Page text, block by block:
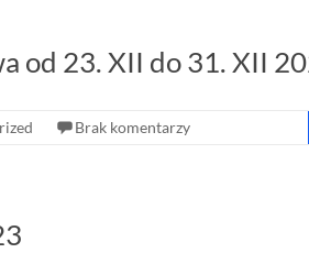
od 23. XII do 31. XII
Brak komentarzy